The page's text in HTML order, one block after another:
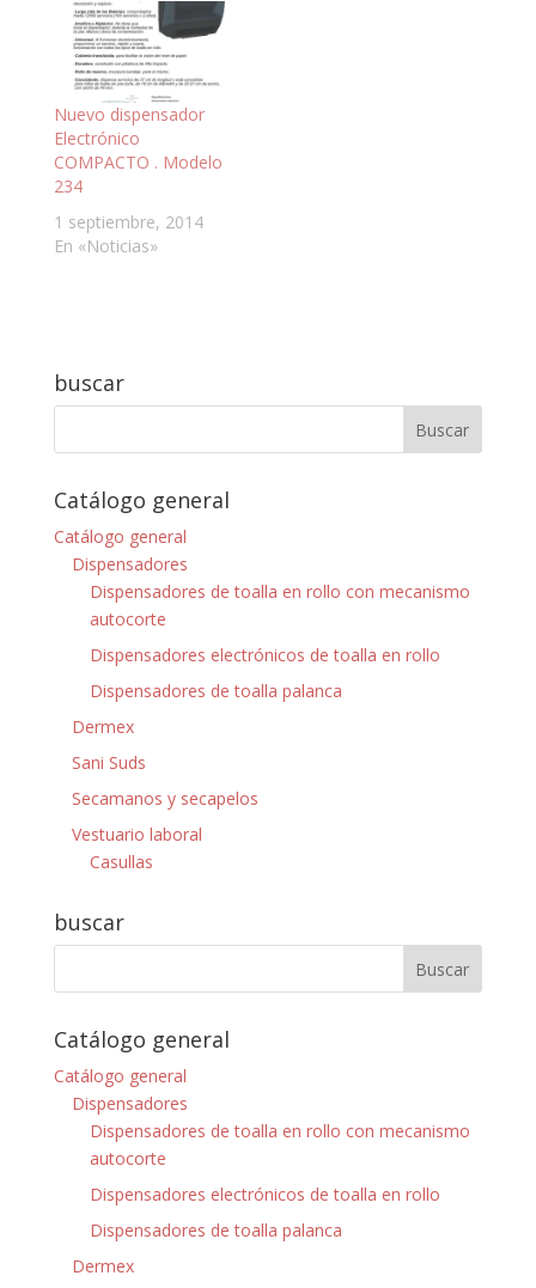
reconocida
ancestralmente, en
tiempos de los
grandes palacios y
reyes tenían su
respeto y…
Nuevo dispensador
Electrónico
COMPACTO . Modelo
234
1 septiembre, 2014
En «Noticias»
buscar
Catálogo general
Catálogo general
Dispensadores
Dispensadores de toalla en rollo con mecanismo
autocorte
Dispensadores electrónicos de toalla en rollo
Dispensadores de toalla palanca
Dermex
Sani Suds
Secamanos y secapelos
Vestuario laboral
Casullas
buscar
Catálogo general
Catálogo general
Dispensadores
Dispensadores de toalla en rollo con mecanismo
autocorte
Dispensadores electrónicos de toalla en rollo
Dispensadores de toalla palanca
Dermex